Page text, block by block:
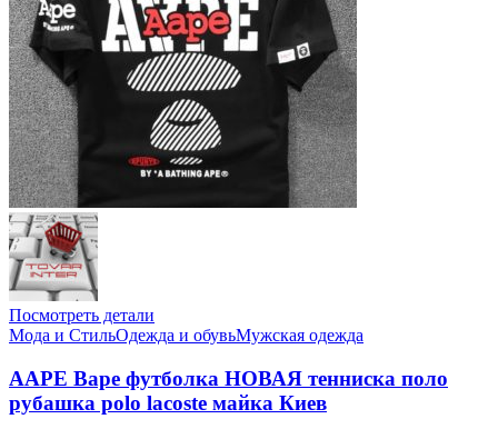
Посмотреть детали
Мода и СтильОдежда и обувьМужская одежда
AAPE Bape футболка НОВАЯ тенниска поло
рубашка polo lacoste майка Киев